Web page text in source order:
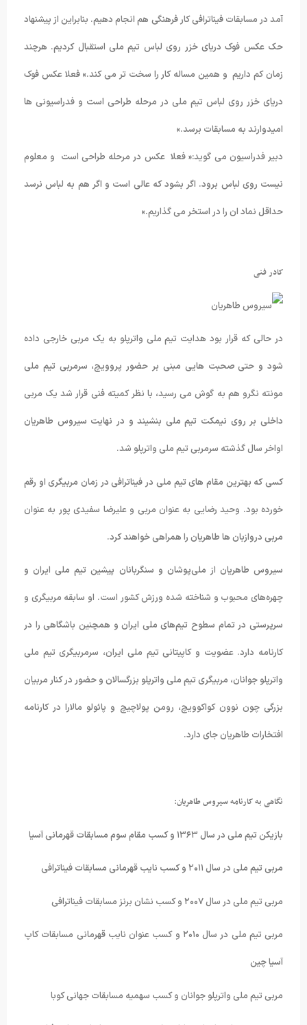
آمد در مسابقات فیناترافی کار فرهنگی هم انجام دهیم. بنابراین از پیشنهاد
حک عکس فوک دریای خزر روی لباس تیم ملی استقبال کردیم. هرچند
زمان کم داریم و همین مساله کار را سخت تر می کند.» فعلا عکس فوک
دریای خزر روی لباس تیم ملی در مرحله طراحی است و فدراسیونی ها
امیدوارند به مسابقات برسد.»
دبیر فدراسیون می گوید:« فعلا عکس در مرحله طراحی است و معلوم
نیست روی لباس برود. اگر بشود که عالی است و اگر هم به لباس نرسد
حداقل نماد ان را در استخر می گذاریم.»
کادر فنی
در حالی که قرار بود هدایت تیم ملی واترپلو به یک مربی خارجی داده
شود و حتی صحبت هایی مبنی بر حضور پروویچ، سرمربی تیم ملی
مونته نگرو هم به گوش می رسید، با نظر کمیته فنی قرار شد یک مربی
داخلی بر روی نیمکت تیم ملی بنشیند و در نهایت سیروس طاهریان
اواخر سال گذشته سرمربی تیم ملی واترپلو شد.
کسی که بهترین مقام های تیم ملی در فیناترافی در زمان مربیگری او رقم
خورده بود. وحید رضایی به عنوان مربی و علیرضا سفیدی پور به عنوان
مربی دروازبان ها طاهریان را همراهی خواهند کرد.
سیروس طاهریان از ملی‌پوشان و سنگربانان پیشین تیم ملی ایران و
چهره‌های محبوب و شناخته شده ورزش کشور است. او سابقه مربیگری و
سرپرستی در تمام سطوح تیم‌های ملی ایران و همچنین باشگاهی را در
کارنامه دارد. عضویت و کاپیتانی تیم ملی ایران، سرمربیگری تیم ملی
واترپلو جوانان، مربیگری تیم ملی واترپلو بزرگسالان و حضور در کنار مربیان
بزرگی چون نوون کواکوویچ، رومن پولاچیچ و پائولو مالارا در کارنامه
افتخارات طاهریان جای دارد.
نگاهی به کارنامه سیروس طاهریان:
بازیکن تیم ملی در سال ۱۳۶۳ و کسب مقام سوم مسابقات قهرمانی آسیا
مربی تیم ملی در سال ۲۰۱۱ و کسب نایب قهرمانی مسابقات فیناترافی
مربی تیم ملی در سال ۲۰۰۷ و کسب نشان برنز مسابقات فیناترافی
مربی تیم ملی در سال ۲۰۱۰ و کسب عنوان نایب قهرمانی مسابقات کاپ
آسیا چین
مربی تیم ملی واترپلو جوانان و کسب سهمیه مسابقات جهانی کوبا